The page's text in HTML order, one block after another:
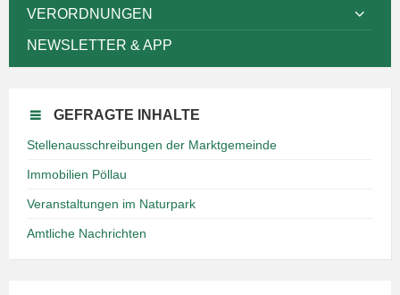
VERORDNUNGEN
NEWSLETTER & APP
GEFRAGTE INHALTE
Stellenausschreibungen der Marktgemeinde
Immobilien Pöllau
Veranstaltungen im Naturpark
Amtliche Nachrichten